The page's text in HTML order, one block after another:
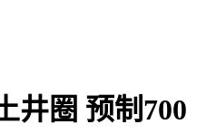
井圈 预制700